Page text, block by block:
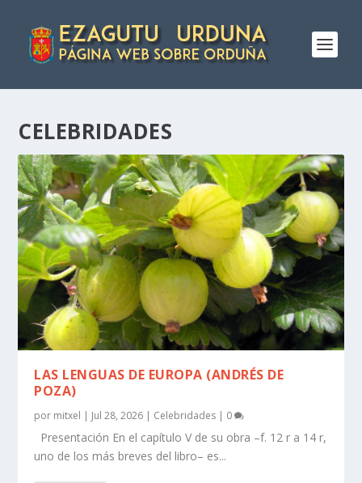
CELEBRIDADES
LAS LENGUAS DE EUROPA (ANDRÉS DE
POZA)
por mitxel | Jul 28, 2026 | Celebridades | 0
Presentación En el capí­tulo V de su obra –f. 12 r a 14 r,
uno de los más breves del libro– es...